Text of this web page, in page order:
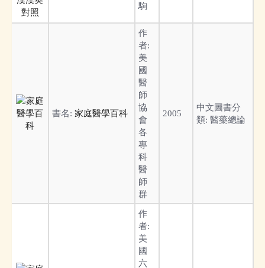
駒
書名: 家庭醫學百科
作
者:
美
國
醫
師
協
會
各
專
科
醫
師
群
2005
中文圖書分
類: 醫藥總論
作
者:
美
國
六